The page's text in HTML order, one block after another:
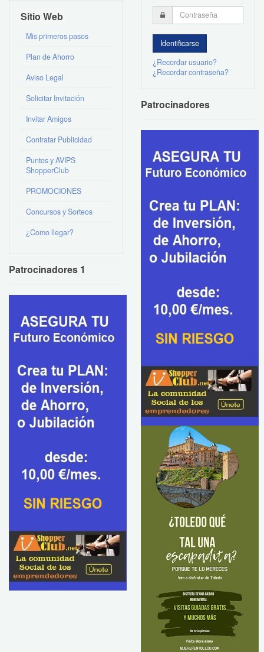
Sitio Web
Mis primeros pasos
Plan de Ahorro
Aviso Legal
Solicitar Invitación
Invitar Amigos
Contratar Publicidad
Puntos y AVIPS
ShopperClub
PROMOCIONES
Concursos y Sorteos
¿Como llegar?
Patrocinadores 1
¿Recordar usuario?
¿Recordar contraseña?
Patrocinadores